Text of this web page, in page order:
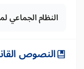
النظام الجماعي
النصوص